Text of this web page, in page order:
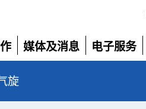
媒体及消息
展
电子服务
展
旋